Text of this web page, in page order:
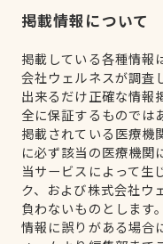
掲載情報について
掲載している各種情報
会社ウェルネスが調査
出来るだけ正確な情報
全に保証するものでは
掲載されている医療機
に必ず該当の医療機関
当サービスによって生
ク、および株式会社ウ
負わないものとします。
情報に誤りがある場合